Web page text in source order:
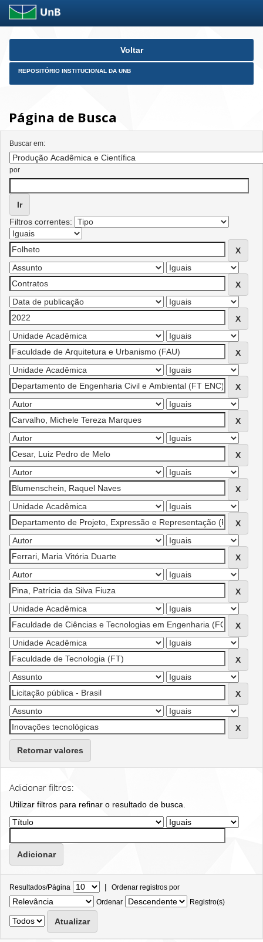
Skip
Voltar
REPOSITÓRIO INSTITUCIONAL DA UNB
Página de Busca
Buscar em:
por
Filtros correntes:
Retornar valores
Adicionar filtros:
Utilizar filtros para refinar o resultado de busca.
Resultados/Página | Ordenar registros por
Ordenar
Registro(s)